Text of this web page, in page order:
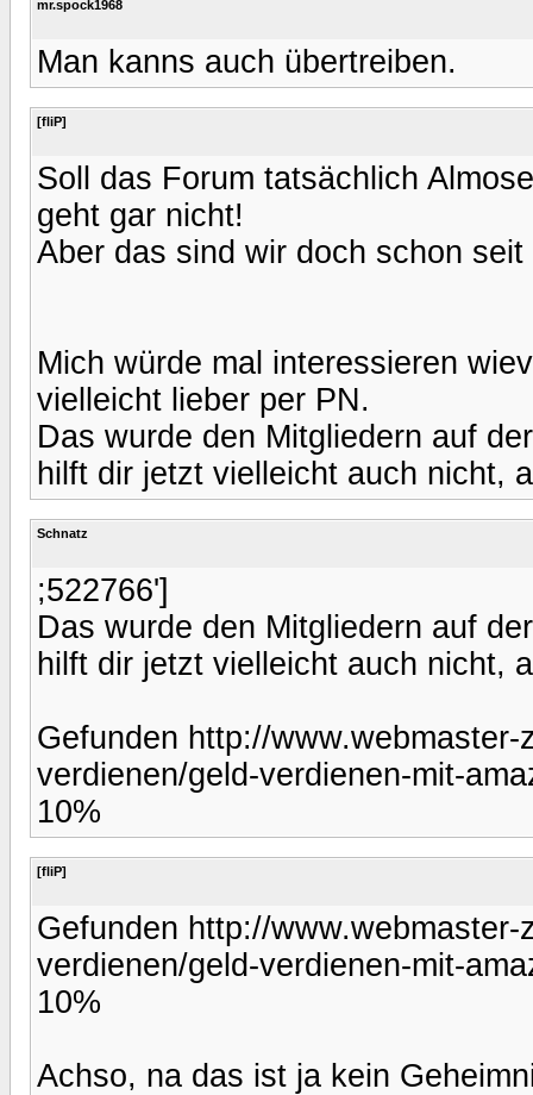
mr.spock1968
Man kanns auch übertreiben.
[fliP]
Soll das Forum tatsächlich
geht gar nicht!
Aber das sind wir doch schon
Mich würde mal interessieren
vielleicht lieber per PN.
Das wurde den Mitgliedern auf
hilft dir jetzt vielleicht auch nicht,
Schnatz
;522766']
Das wurde den Mitgliedern auf
hilft dir jetzt vielleicht auch nicht,
Gefunden http://
verdienen/geld-verdienen-mit-
10%
[fliP]
Gefunden http://
verdienen/geld-verdienen-mit-
10%
Achso, na das ist ja kein